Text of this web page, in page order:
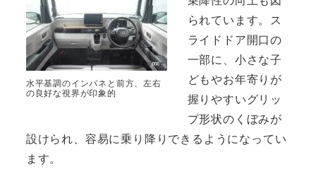
水平基調のインパネと前方、左右
の良好な視界が印象的
られています。ス
ライドドア開口の
一部に、小さな子
どもやお年寄りが
握りやすいグリッ
プ形状のくぼみが
設けられ、容易に乗り降りできるようになってい
ます。